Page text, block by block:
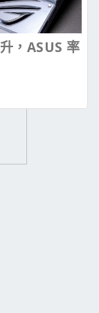
，ASUS 率